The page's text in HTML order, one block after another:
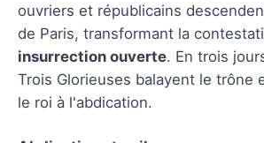
ouvriers et républicains
de Paris, transformant la
insurrection ouverte. En trois
Trois Glorieuses balayent le trône
le roi à l'abdication.